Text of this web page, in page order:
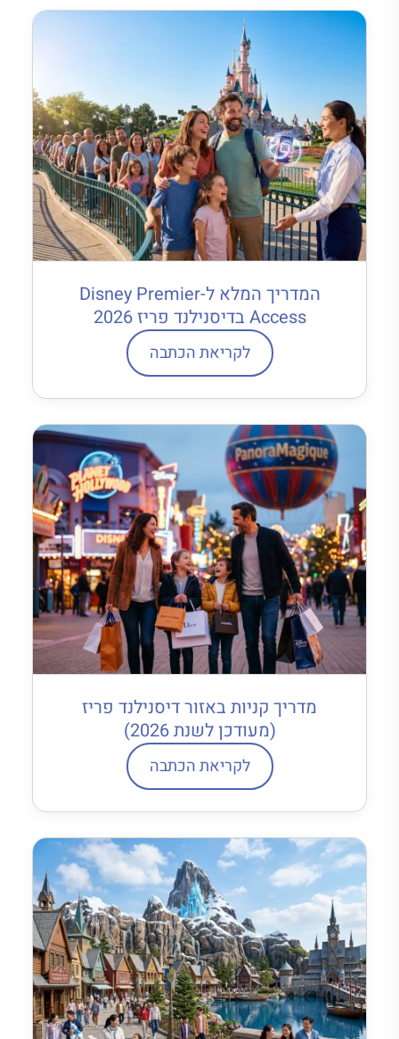
המדריך המלא ל-Disney Premier
Access בדיסנילנד פריז 2026
לקריאת הכתבה
מדריך קניות באזור דיסנילנד פריז
(מעודכן לשנת 2026)
לקריאת הכתבה